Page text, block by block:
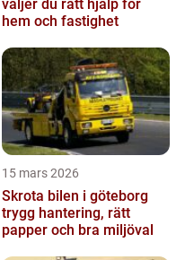
väljer du rätt hjälp för
hem och fastighet
15 mars 2026
Skrota bilen i göteborg
trygg hantering, rätt
papper och bra miljöval